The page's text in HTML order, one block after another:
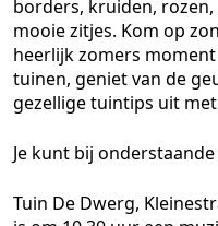
borders, kruiden, rozen,
mooie zitjes. Kom op
heerlijk zomers
tuinen, geniet van de
gezellige tuintips uit
Je kunt bij
Tuin De Dwerg,